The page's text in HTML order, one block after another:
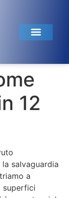
12
salvaguardia
a
superfici